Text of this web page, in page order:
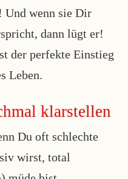
Und wenn sie Dir
dann lügt er!
der perfekte Einstieg
Leben.
klarstellen
Du oft schlechte
wirst, total